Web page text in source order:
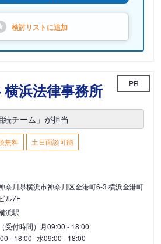
検討リストに追加
浜法律事務所 PR
チーム」が担当
無料
土日面談可能
奈川県横浜市神奈川区金港町6-3 横浜金港町
ビル7F
浜駅
（受付時間） 月09:00 - 18:00
- 18:00 水09:00 - 18:00